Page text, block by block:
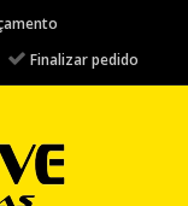
Finalizar pedido